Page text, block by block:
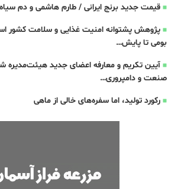
قیمت جدید برنج ایرانی / طارم هاشمی و دم
پژوهش پشتوانه امنیت غذایی و سلامت کشور
بومی تا پایش…
آیین تکریم و معارفه اعضای جدید
صنعت و دامپروری…
رکورد تولید، اما سفره‌های خالی از ماهی